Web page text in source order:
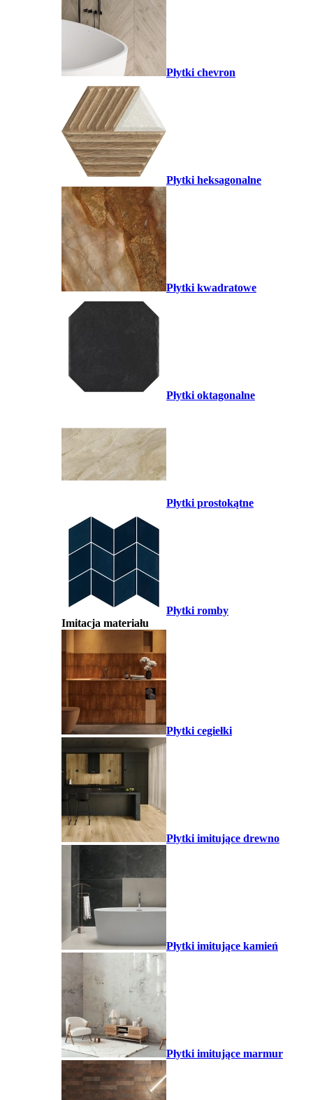
Płytki chevron
Płytki heksagonalne
Płytki kwadratowe
Płytki oktagonalne
Płytki prostokątne
Płytki romby
Imitacja materiału
Płytki cegiełki
Płytki imitujące drewno
Płytki imitujące kamień
Płytki imitujące marmur